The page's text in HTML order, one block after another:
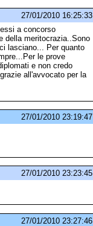
27/01/2010 16:25:33
a concorso
della meritocrazia..Sono
lasciano... Per quanto
le prove
e non credo
all'avvocato per la
27/01/2010 23:19:47
27/01/2010 23:23:45
27/01/2010 23:27:46